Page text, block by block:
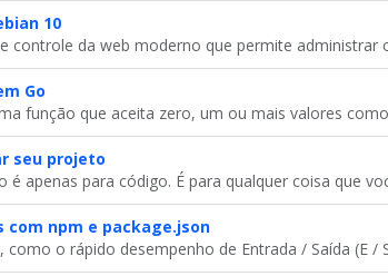
10
controle da web moderno que permite administrar
Go
função que aceita zero, um ou mais valores
seu projeto
apenas para código. É para qualquer coisa que
com npm e package.json
o rápido desempenho de Entrada / Saída (E /